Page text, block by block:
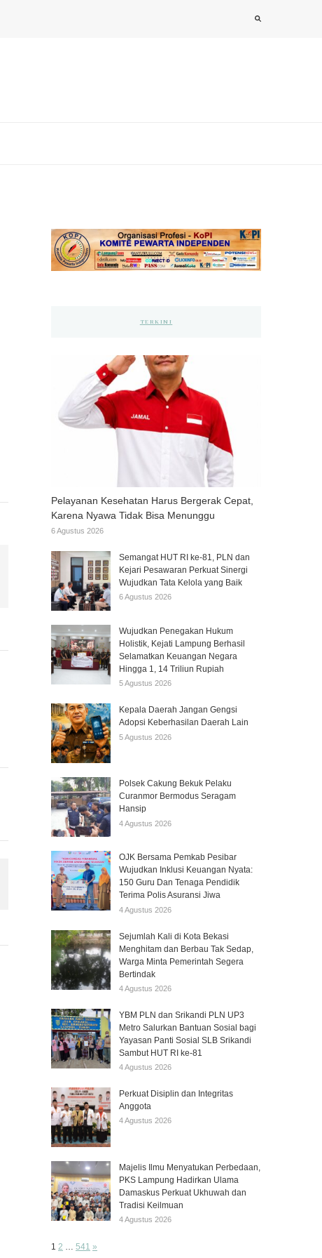
TERKINI
Pelayanan Kesehatan Harus Bergerak Cepat,
Karena Nyawa Tidak Bisa Menunggu
6 Agustus 2026
Semangat HUT RI ke-81, PLN dan
Kejari Pesawaran Perkuat Sinergi
Wujudkan Tata Kelola yang Baik
6 Agustus 2026
Wujudkan Penegakan Hukum
Holistik, Kejati Lampung Berhasil
Selamatkan Keuangan Negara
Hingga 1, 14 Triliun Rupiah
5 Agustus 2026
Kepala Daerah Jangan Gengsi
Adopsi Keberhasilan Daerah Lain
5 Agustus 2026
Polsek Cakung Bekuk Pelaku
Curanmor Bermodus Seragam
Hansip
4 Agustus 2026
OJK Bersama Pemkab Pesibar
Wujudkan Inklusi Keuangan Nyata:
150 Guru Dan Tenaga Pendidik
Terima Polis Asuransi Jiwa
4 Agustus 2026
Sejumlah Kali di Kota Bekasi
Menghitam dan Berbau Tak Sedap,
Warga Minta Pemerintah Segera
Bertindak
4 Agustus 2026
YBM PLN dan Srikandi PLN UP3
Metro Salurkan Bantuan Sosial bagi
Yayasan Panti Sosial SLB Srikandi
Sambut HUT RI ke-81
4 Agustus 2026
Perkuat Disiplin dan Integritas
Anggota
4 Agustus 2026
Majelis Ilmu Menyatukan Perbedaan,
PKS Lampung Hadirkan Ulama
Damaskus Perkuat Ukhuwah dan
Tradisi Keilmuan
4 Agustus 2026
Page:
1 2 … 541 Next
»